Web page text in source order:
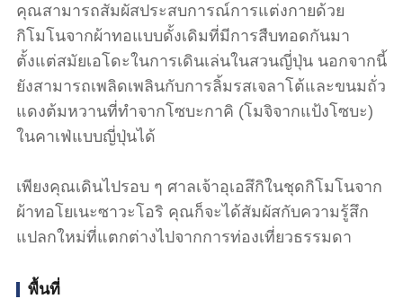
คุณสามารถสัมผัสประสบการณ์การแต่งกายด้วย
กิโมโนจากผ้าทอแบบดั้งเดิมที่มีการสืบทอดกันมา
ตั้งแต่สมัยเอโดะในการเดินเล่นในสวนญี่ปุ่น นอกจากนี้
ยังสามารถเพลิดเพลินกับการลิ้มรสเจลาโต้และขนมถั่ว
แดงต้มหวานที่ทำจากโซบะกาคิ (โมจิจากแป้งโซบะ)
ในคาเฟ่แบบญี่ปุ่นได้
เพียงคุณเดินไปรอบ ๆ ศาลเจ้าอุเอสึกิในชุดกิโมโนจาก
ผ้าทอโยเนะซาวะโอริ คุณก็จะได้สัมผัสกับความรู้สึก
แปลกใหม่ที่แตกต่างไปจากการท่องเที่ยวธรรมดา
พื้นที่